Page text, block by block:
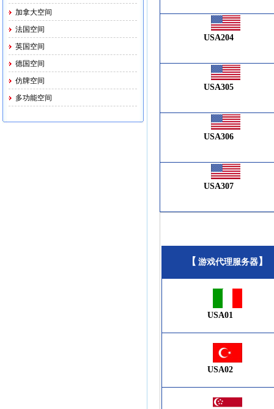
加拿大空间
法国空间
英国空间
德国空间
仿牌空间
多功能空间
USA204
USA305
USA306
USA307
【 游戏代理服务器 】
USA01
USA02